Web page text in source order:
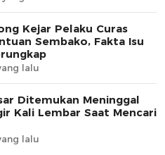
Kejar Pelaku Curas
Sembako, Fakta Isu
lalu
Ditemukan Meninggal
Kali Lembar Saat Mencari
lalu